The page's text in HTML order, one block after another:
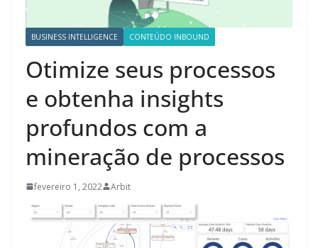
BUSINESS INTELLIGENCE CONTEÚDO INBOUND
Otimize seus processos
e obtenha insights
profundos com a
mineração de processos
fevereiro 1, 2022 Arbit